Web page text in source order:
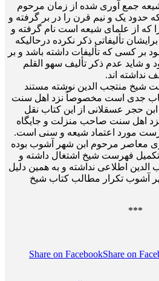
شیعه جمع آوری شده از زمان مرحوم
حدود یک و نیم قرن را در بر گرفته و
کتاب 450 نفر را که از علمای شیعه است نام گرفته و
تألیفاتی ذکر نکرده درحالی­که
کسی که تألیفات داشته باشد و بر
شاید عدم ذکر تألیف سهو القلم
نداشته اند.
شیخ منتجب الدین نوشته مستند
جدی است مخصوصاً نزد اهل سنت
حجر عسقلانی از این کتاب نقل
اهل سنت صاحب منزلت و جایگاه
مورد اعتماد شیعه و سنی است.
معاصر مرحوم ابن شهر آشوب بوده
فهرست شیخ اشتغال داشته و
الدین اطلاعی نداشته و به همین دلیل
آشوب تکرار مطالب کتاب شیخ
***
Share on FacebookShare on